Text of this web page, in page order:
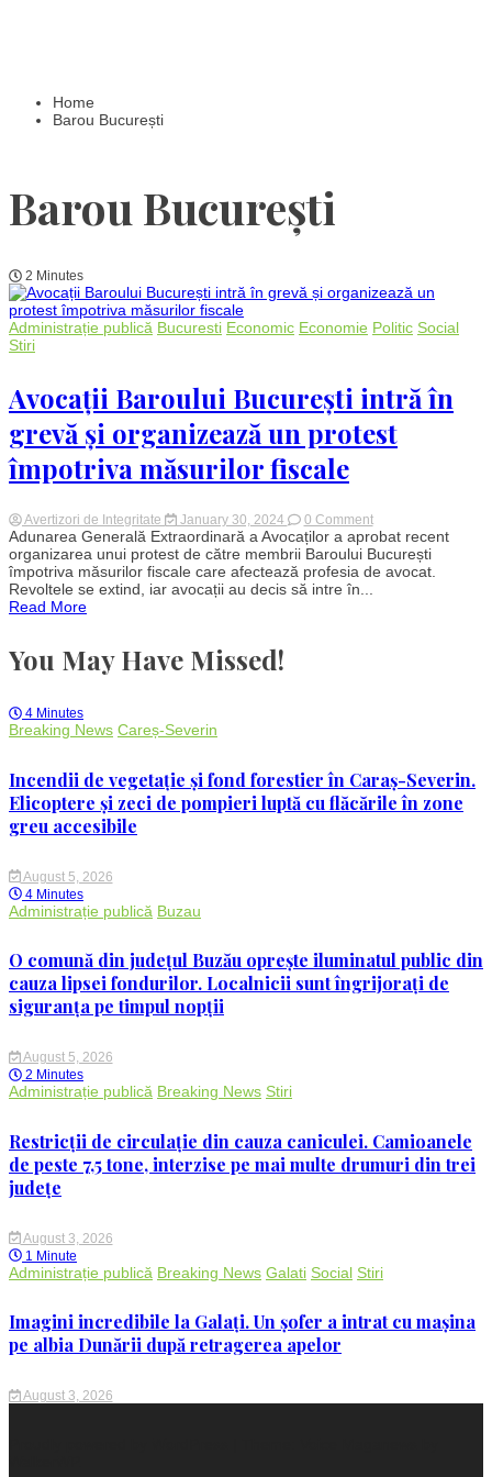
Home
Barou București
Barou București
2 Minutes
Administrație publică Bucuresti Economic Economie Politic Social
Stiri
Avocații Baroului București intră în
grevă și organizează un protest
împotriva măsurilor fiscale
Avertizori de Integritate January 30, 2024 0 Commenton
Avocații
Baroului
București
intră
în
Adunarea Generală Extraordinară a Avocaților a aprobat recent
organizarea unui protest de către membrii Baroului București
împotriva măsurilor fiscale care afectează profesia de avocat.
Revoltele se extind, iar avocații au decis să intre în...
Read More
You May Have Missed!
4 Minutes
Breaking News Careș-Severin
Incendii de vegetație și fond forestier în Caraș-Severin.
Elicoptere și zeci de pompieri luptă cu flăcările în zone
greu accesibile
August 5, 2026
4 Minutes
Administrație publică Buzau
O comună din județul Buzău oprește iluminatul public din
cauza lipsei fondurilor. Localnicii sunt îngrijorați de
siguranța pe timpul nopții
August 5, 2026
2 Minutes
Administrație publică Breaking News Stiri
Restricții de circulație din cauza caniculei. Camioanele
de peste 7,5 tone, interzise pe mai multe drumuri din trei
județe
August 3, 2026
1 Minute
Administrație publică Breaking News Galati Social Stiri
Imagini incredibile la Galați. Un șofer a intrat cu mașina
pe albia Dunării după retragerea apelor
August 3, 2026